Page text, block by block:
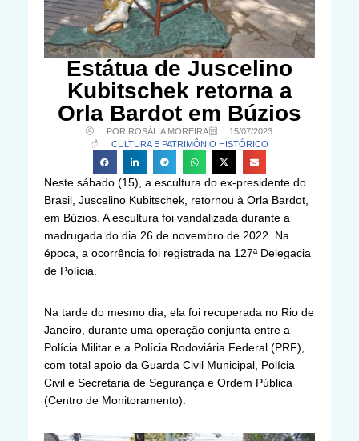
Estátua de Juscelino
Kubitschek retorna a
Orla Bardot em Búzios
POR ROSÁLIA MOREIRA
15/07/2023
CULTURA E PATRIMÔNIO HISTÓRICO
Neste sábado (15), a escultura do ex-presidente do
Brasil, Juscelino Kubitschek, retornou à Orla Bardot,
em Búzios. A escultura foi vandalizada durante a
madrugada do dia 26 de novembro de 2022. Na
época, a ocorrência foi registrada na 127ª Delegacia
de Polícia.
Na tarde do mesmo dia, ela foi recuperada no Rio de
Janeiro, durante uma operação conjunta entre a
Polícia Militar e a Polícia Rodoviária Federal (PRF),
com total apoio da Guarda Civil Municipal, Polícia
Civil e Secretaria de Segurança e Ordem Pública
(Centro de Monitoramento).